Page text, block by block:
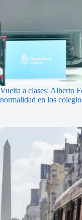
Vuelta a clases: Alberto
normalidad en los